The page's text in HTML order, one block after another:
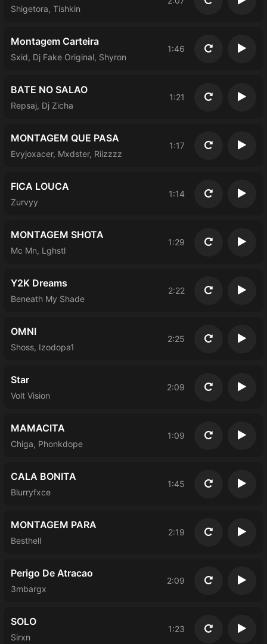
Shigetora, Tishkin Повторить
Montagem Carteira
Sxid, Dj Fake Original, Shyron
1:46 Повторить
BATE NO SALAO
Repsaj, Dj Zicha
1:21 Повторить
MONTAGEM QUE PASA
Evyjoxacer, Mxdster, Riizzzz
1:17 Повторить
FICA LOUCA
Zurvyy
1:14 Повторить
MONTAGEM SHOTA
Mc Mn, Lghstl
1:29 Повторить
Y2K Dreams
Beneath My Shade
2:22 Повторить
OMNI
Shoss, Izodopa1
2:25 Повторить
Star
Volt Vision
2:09 Повторить
MAMACITA
Chiga, Phonkdope
1:09 Повторить
CALA BONITA
Blurryfxce
1:45 Повторить
MONTAGEM PARA
Besthell
2:19 Повторить
Perigo De Atracao
3mbargx
2:09 Повторить
SOLO
Sirxn
1:23 Повторить